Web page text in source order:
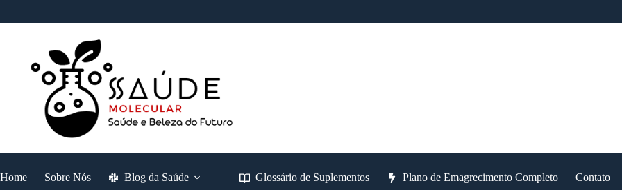
Home Sobre Nós Blog da Saúde Glossário de Suplementos Plano de Emagrecimento Completo Contato